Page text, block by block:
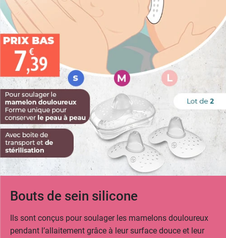
Bouts de sein silicone
Ils sont conçus pour soulager les mamelons douloureux
pendant l’allaitement grâce à leur surface douce et leur